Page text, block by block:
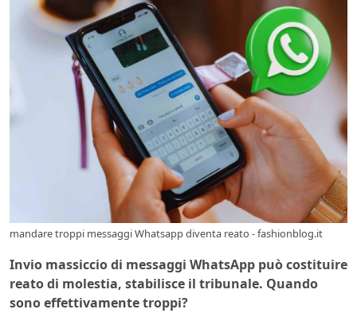
mandare troppi messaggi Whatsapp diventa reato - fashionblog.it
Invio massiccio di messaggi WhatsApp può costituire
reato di molestia, stabilisce il tribunale. Quando
sono effettivamente troppi?